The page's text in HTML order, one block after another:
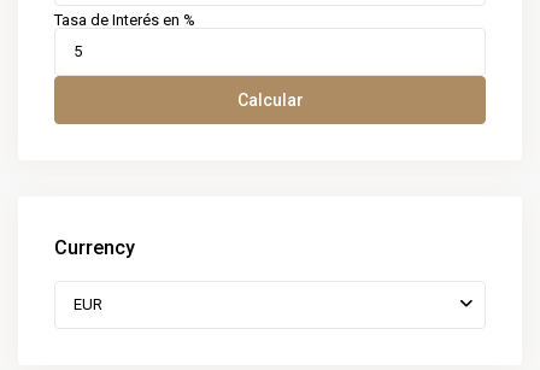
Tasa de Interés en %
Calcular
Currency
EUR